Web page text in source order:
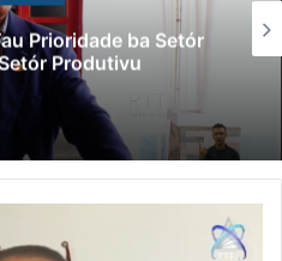
Prioridade ba Setór
Produtivu